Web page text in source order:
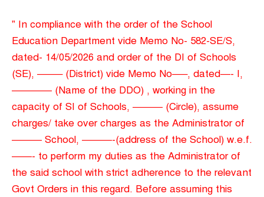
” In compliance with the order of the School
Education Department vide Memo No- 582-SE/S,
dated- 14/05/2026 and order of the DI of Schools
(SE), ——– (District) vide Memo No—–, dated—- I,
———— (Name of the DDO) , working in the
capacity of SI of Schools, ——— (Circle), assume
charges/ take over charges as the Administrator of
——— School, ———-(address of the School) w.e.f.
——- to perform my duties as the Administrator of
the said school with strict adherence to the relevant
Govt Orders in this regard. Before assuming this